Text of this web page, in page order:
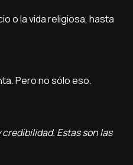
o la vida religiosa, hasta
Pero no sólo eso.
Estas son las